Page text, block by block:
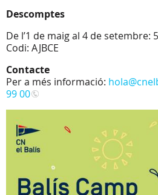
Descomptes
De l’1 de maig al 4 de setembre:
Codi: AJBCE
Contacte
Per a més informació: hola
99 00